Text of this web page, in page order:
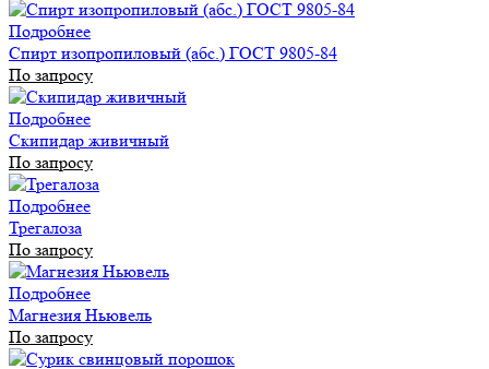
Подробнее
Спирт изопропиловый (абс.) ГОСТ 9805-84
По запросу
Подробнее
Скипидар живичный
По запросу
Подробнее
Трегалоза
По запросу
Подробнее
Магнезия Ньювель
По запросу